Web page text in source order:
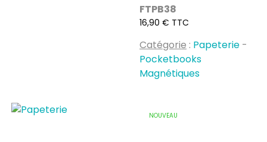
FTPB38
Prix
16,90 € TTC
Catégorie : Papeterie -
Pocketbooks
Magnétiques
NOUVEAU